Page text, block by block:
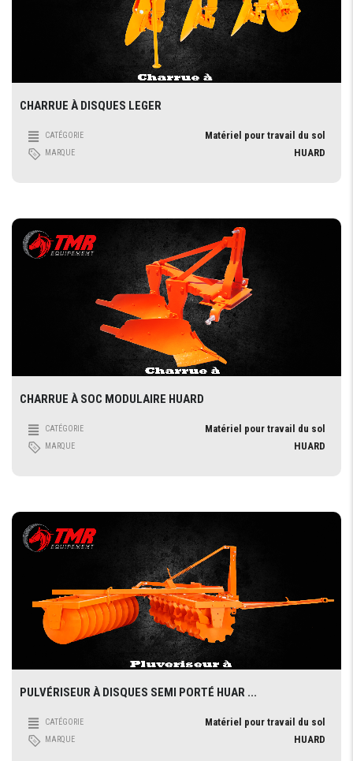
CHARRUE À DISQUES LEGER
CATÉGORIE Matériel pour travail du sol
MARQUE HUARD
CHARRUE À SOC MODULAIRE HUARD
CATÉGORIE Matériel pour travail du sol
MARQUE HUARD
PULVÉRISEUR À DISQUES SEMI PORTÉ HUAR ...
CATÉGORIE Matériel pour travail du sol
MARQUE HUARD